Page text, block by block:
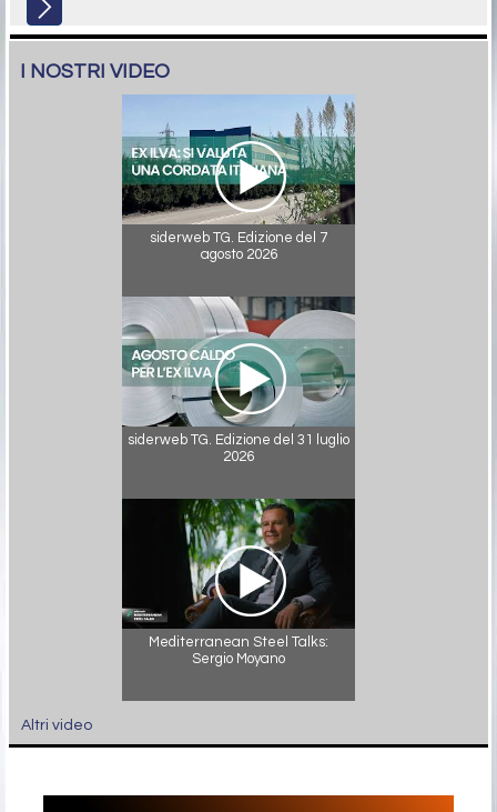
I NOSTRI VIDEO
siderweb TG. Edizione del 7
agosto 2026
siderweb TG. Edizione del 31 luglio
2026
Mediterranean Steel Talks:
Sergio Moyano
Altri video